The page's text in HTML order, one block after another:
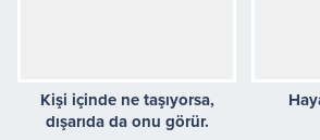
Kişi içinde ne taşıyorsa,
dışarıda da onu görür.